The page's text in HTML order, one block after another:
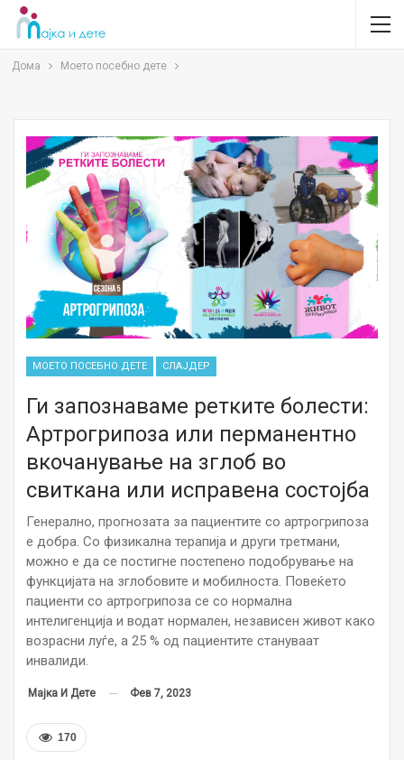
Дома Моето посебно дете
МОЕТО ПОСЕБНО ДЕТЕ СЛАЈДЕР
Ги запознаваме ретките болести:
Артрогрипоза или перманентно
вкочанување на зглоб во
свиткана или исправена состојба
Генерално, прогнозата за пациентите со артрогрипоза
е добра. Со физикална терапија и други третмани,
можно е да се постигне постепено подобрување на
функцијата на зглобовите и мобилноста. Повеќето
пациенти со артрогрипоза се со нормална
интелигенција и водат нормален, независен живот како
возрасни луѓе, а 25 % од пациентите стануваат
инвалиди.
Мајка И Дете Фев 7, 2023
170